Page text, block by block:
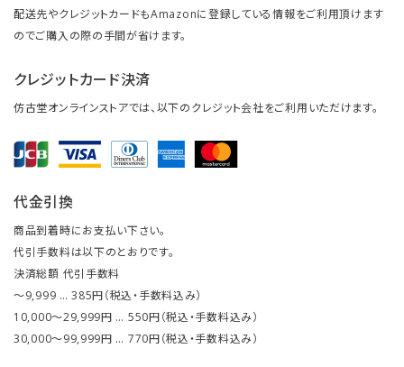
配送先やクレジットカードもAmazonに登録している情報をご利用頂けます
のでご購入の際の手間が省けます。
クレジットカード決済
仿古堂オンラインストアでは、以下のクレジット会社をご利用いただけます。
代金引換
商品到着時にお支払い下さい。
代引手数料は以下のとおりです。
決済総額 代引手数料
～9,999 … 385円（税込・手数料込み）
10,000～29,999円 … 550円（税込・手数料込み）
30,000～99,999円 … 770円（税込・手数料込み）